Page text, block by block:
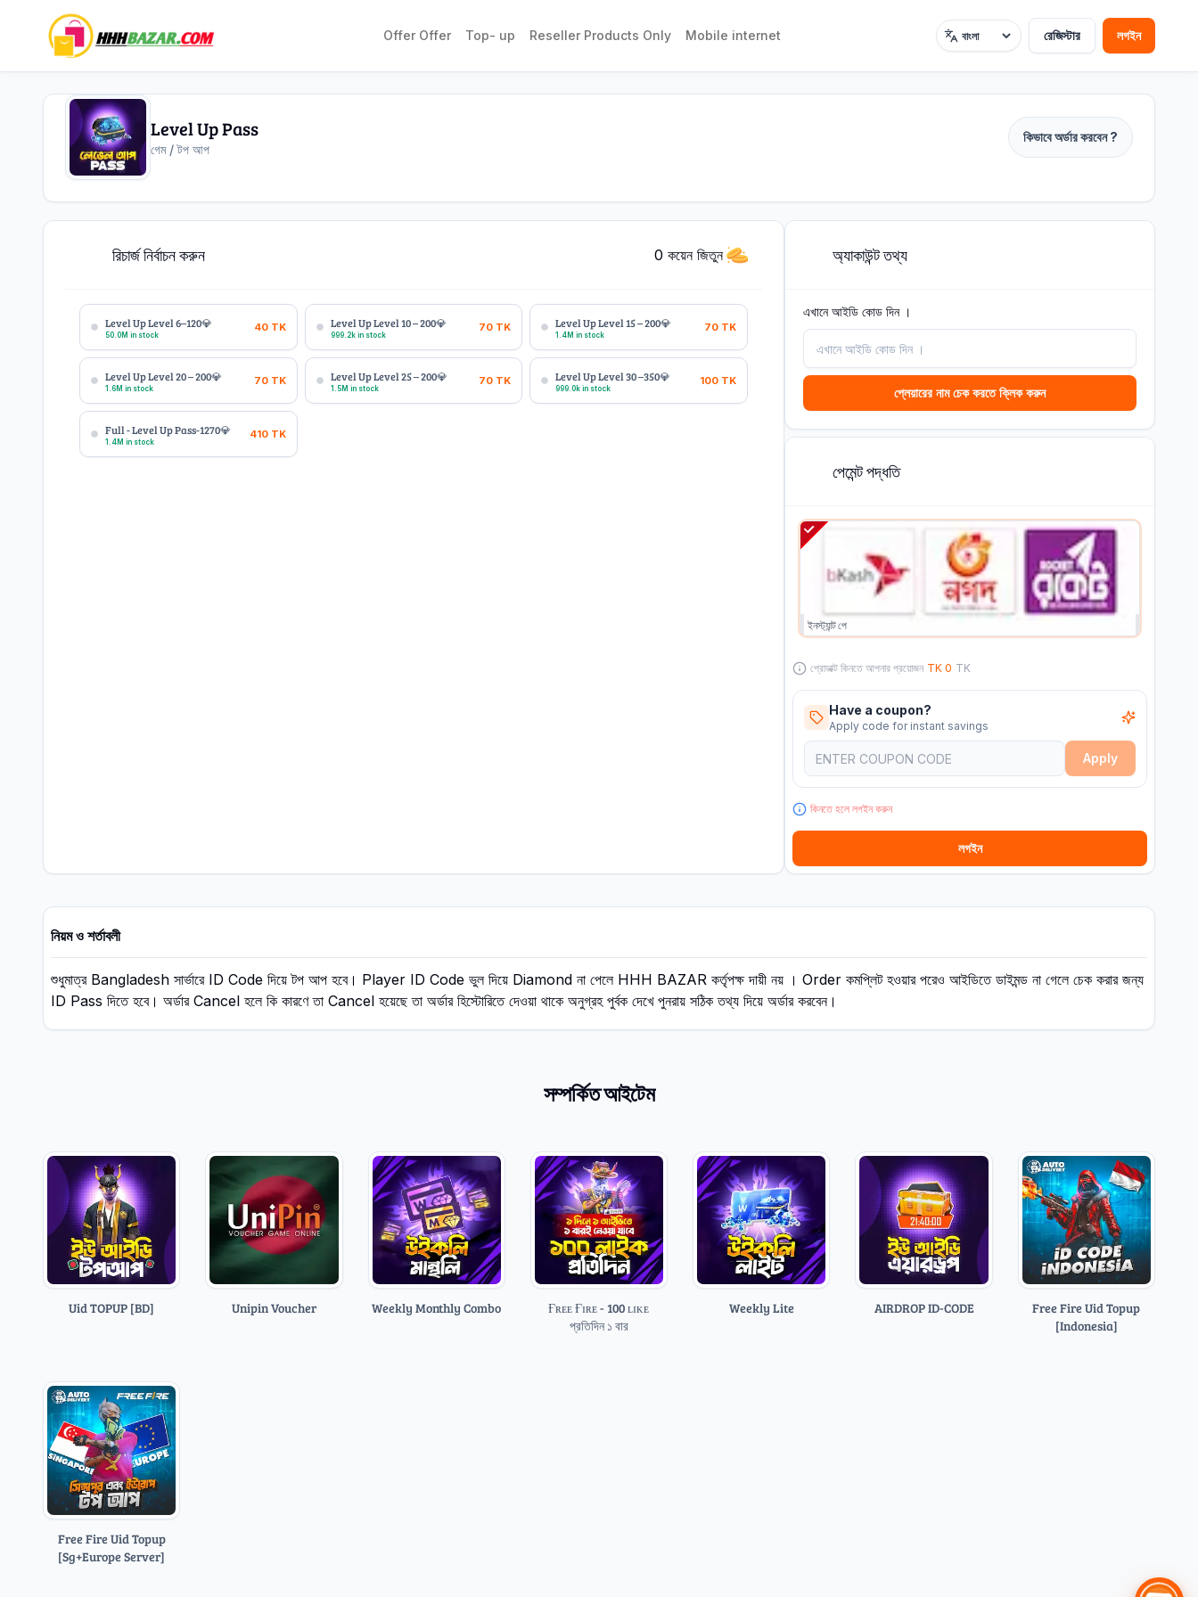
Offer Offer Top- up Reseller Products Only Mobile internet ভাষা রেজিস্টার লগইন
Level Up Pass
গেম / টপ আপ
কিভাবে অর্ডার করবেন ?
রিচার্জ নির্বাচন করুন 0 কয়েন জিতুন
Level Up Level 6–120💎
50.0M in stock
40 TK Level Up Level 10 – 200💎
999.2k in stock
70 TK Level Up Level 15 – 200💎
1.4M in stock
70 TK
Level Up Level 20 – 200💎
1.6M in stock
70 TK Level Up Level 25 – 200💎
1.5M in stock
70 TK Level Up Level 30 –350💎
999.0k in stock
100 TK
Full - Level Up Pass-1270💎
1.4M in stock
410 TK
অ্যাকাউন্ট তথ্য
এখানে আইডি কোড দিন ।
প্লেয়ারের নাম চেক করতে ক্লিক করুন
পেমেন্ট পদ্ধতি
L
ইনস্ট্যান্ট পে
প্রোডাক্ট কিনতে আপনার প্রয়োজন TK 0 TK
Have a coupon?
Apply code for instant savings
Apply
কিনতে হলে লগইন করুন
লগইন
নিয়ম ও শর্তাবলী
শুধুমাত্র Bangladesh সার্ভারে ID Code দিয়ে টপ আপ হবে। Player ID Code ভুল দিয়ে Diamond না পেলে HHH BAZAR কর্তৃপক্ষ দায়ী নয় । Order কমপ্লিট হওয়ার পরেও আইডিতে ডাইমন্ড না গেলে চেক করার জন্য
ID Pass দিতে হবে। অর্ডার Cancel হলে কি কারণে তা Cancel হয়েছে তা অর্ডার হিস্টোরিতে দেওয়া থাকে অনুগ্রহ পুর্বক দেখে পুনরায় সঠিক তথ্য দিয়ে অর্ডার করবেন।
সম্পর্কিত আইটেম
Uid TOPUP [BD] Unipin Voucher Weekly Monthly Combo
Ғʀᴇᴇ Ғɪʀᴇ - 100 ʟɪᴋᴇ
প্রতিদিন ১ বার
Weekly Lite AIRDROP ID-CODE
Free Fire Uid Topup
[Indonesia]
Free Fire Uid Topup
[Sg+Europe Server]